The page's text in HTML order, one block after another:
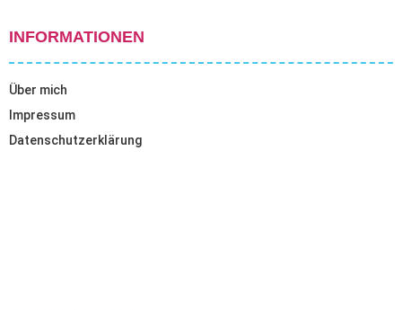
INFORMATIONEN
Über mich
Impressum
Datenschutzerklärung